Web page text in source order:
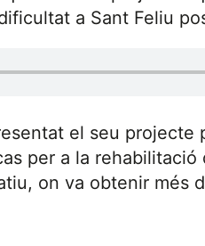
a Sant Feliu
el seu projecte
per a la rehabilitació
on va obtenir més